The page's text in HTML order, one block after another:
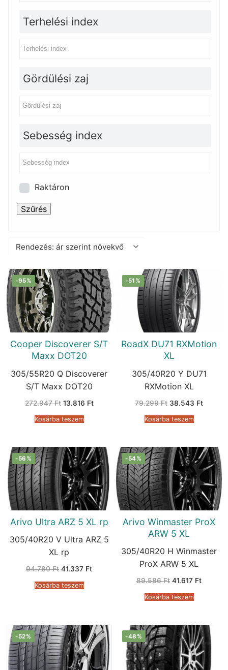
Terhelési index
Gördülési zaj
Sebesség index
Raktáron
Szűrés
-95%
Cooper Discoverer S/T
Maxx DOT20
305/55R20 Q Discoverer
S/T Maxx DOT20
272.947Ft Original
was:
272.947 Ft.
13.816 FtCurrent
Kosárba teszem
-51%
RoadX DU71 RXMotion
XL
305/40R20 Y DU71
RXMotion XL
79.299Ft Original
was:
79.299 Ft.
38.543 FtCurrent
Kosárba teszem
-56%
Arivo Ultra ARZ 5 XL rp
305/40R20 V Ultra ARZ 5
XL rp
94.780Ft Original
was:
94.780 Ft.
41.337 FtCurrent
Kosárba teszem
-54%
Arivo Winmaster ProX
ARW 5 XL
305/40R20 H Winmaster
ProX ARW 5 XL
89.586Ft Original
was:
89.586 Ft.
41.617 FtCurrent
Kosárba teszem
-52% -48%